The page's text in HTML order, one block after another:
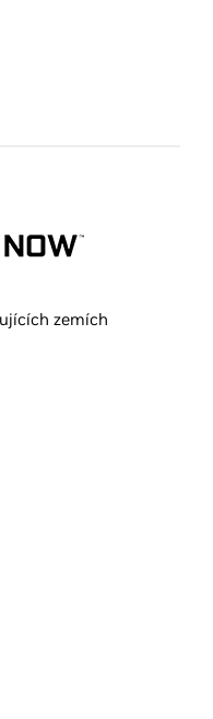
zemích